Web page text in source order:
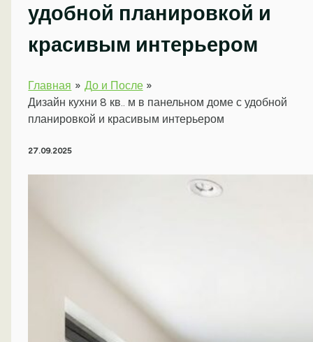
удобной планировкой и
красивым интерьером
Главная
До и После
Дизайн кухни 8 кв.. м в панельном доме с удобной
планировкой и красивым интерьером
27.09.2025